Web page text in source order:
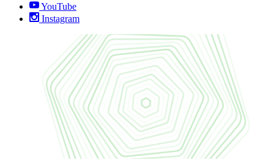
YouTube
Instagram